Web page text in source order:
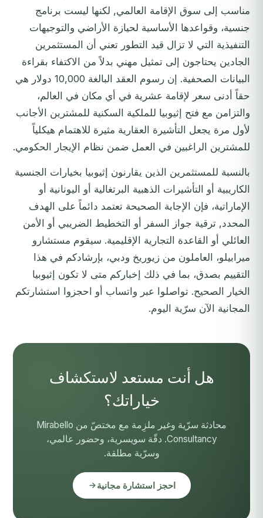
مناسب إلى سوق الإقامة العالمي, لكنها ليست برنامج
جنسية، وقواعدها الأساسية لحيازة الأراضي والتوجيهات
التنفيذية التي لا تزال قيد التطور تعني أن المستثمرين
الجادين يحتاجون إلى تمثيل مهني بدلاً من الاكتفاء بقراءة
البيانات الصحفية. إن رسوم العقد البالغة 10,000 دولار هي
حقاً أدنى سعر لإقامة عشرية في أي مكان في العالم،
والتزامن مع فتح إثيوبيا للملكية السكنية للمشترين الأجانب
لأول مرة يجعل التأشيرة العقارية مثيرة للاهتمام هيكلياً
للمشترين الراغبين في العمل ضمن نظام الإيجار الحكومي.
بالنسبة للمستثمرين الذين يقارنون إثيوبيا بخيارات الجنسية
الكاريبية أو التأشيرات الذهبية البرتغالية أو اليونانية أو
الإماراتية، فإن الإجابة الصحيحة تعتمد دائماً على الهدف
المحدد, ترقية جواز السفر أو التخطيط الضريبي أو الأمن
العائلي أو القاعدة التجارية الإقليمية. سيقوم مستشارو
ميرابيلو، العاملون من زيوريخ ودبي، بإرشادكم في هذا
التقييم بصدق، بما في ذلك إخباركم متى لا تكون إثيوبيا
الخيار الصحيح. تواصلوا عبر واتساب أو احجزوا استشارتكم
المجانية الآن سرّية اليوم.
هل أنت مستعد لاستكشاف
خياراتك؟
محادثة سرّية وغير ملزِمة مع مختصّ من Mirabello
Consultancy. دقّة سويسرية، وحضور عالمي،
وسرّية مطلقة.
احجز استشارة مجانية